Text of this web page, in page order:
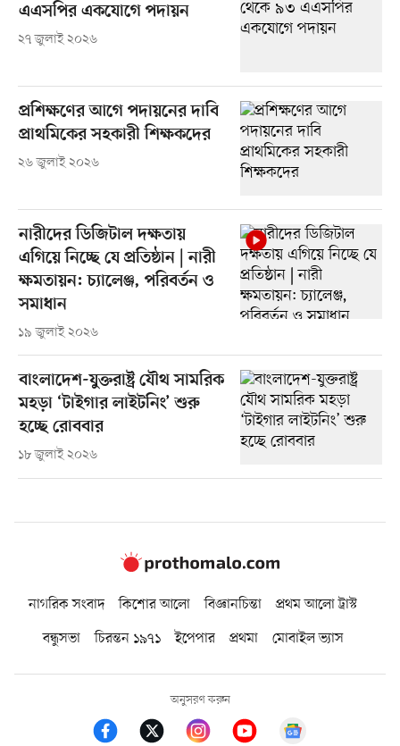
এএসপির একযোগে পদায়ন
২৭ জুলাই ২০২৬
প্রশিক্ষণের আগে পদায়নের দাবি
প্রাথমিকের সহকারী শিক্ষকদের
২৬ জুলাই ২০২৬
নারীদের ডিজিটাল দক্ষতায়
এগিয়ে নিচ্ছে যে প্রতিষ্ঠান | নারী
ক্ষমতায়ন: চ্যালেঞ্জ, পরিবর্তন ও
সমাধান
১৯ জুলাই ২০২৬
বাংলাদেশ-যুক্তরাষ্ট্র যৌথ সামরিক
মহড়া ‘টাইগার লাইটনিং’ শুরু
হচ্ছে রোববার
১৮ জুলাই ২০২৬
নাগরিক সংবাদ কিশোর আলো বিজ্ঞানচিন্তা
প্রথম আলো ট্রাস্ট
বন্ধুসভা
চিরন্তন ১৯৭১ ইপেপার প্রথমা মোবাইল ভ্যাস
অনুসরণ করুন